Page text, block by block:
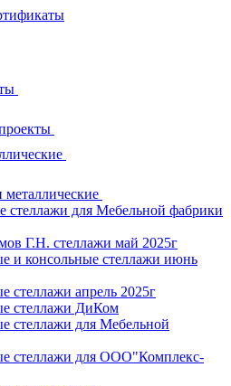
стеллажи для Мебельной фабрики
Г.Н. стеллажи май 2025г
и консольные стеллажи июнь
стеллажи апрель 2025г
стеллажи ДиКом
стеллажи для Мебельной
стеллажи для ООО"Комплекс-